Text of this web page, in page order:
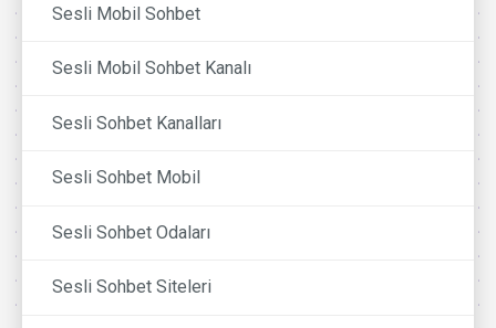
Sesli Mobil Sohbet
Sesli Mobil Sohbet Kanalı
Sesli Sohbet Kanalları
Sesli Sohbet Mobil
Sesli Sohbet Odaları
Sesli Sohbet Siteleri